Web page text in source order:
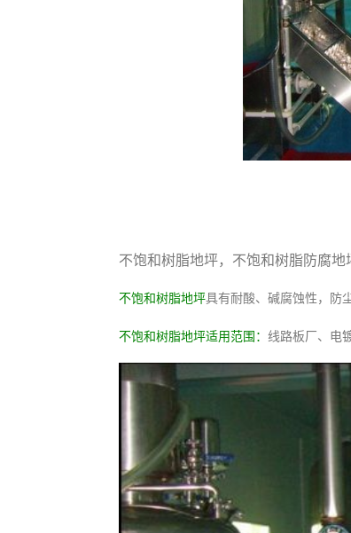
不饱和树脂地坪，不饱和树脂防腐
不饱和树脂地坪具有耐酸、碱腐蚀性，防
不饱和树脂地坪适用范围：线路板厂、电